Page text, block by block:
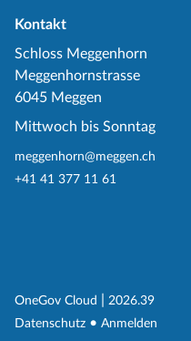
Kontakt
Schloss Meggenhorn
Meggenhornstrasse
6045 Meggen
Mittwoch bis Sonntag
meggenhorn@meggen.ch
+41 41 377 11 61
OneGov Cloud (External Link)
2026.39
Datenschutz (External Link)
Anmelden